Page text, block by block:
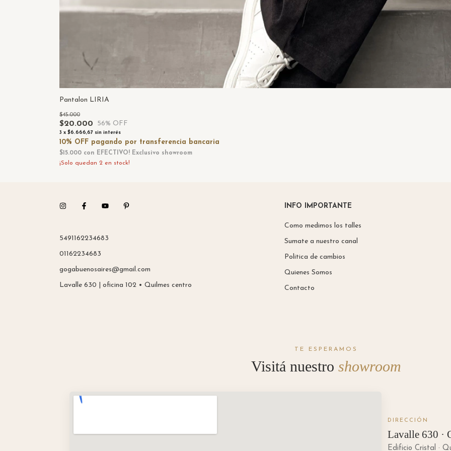
Pantalon LIRIA
$20.000
$45.000
56% OFF
3 x $6.666,67 sin interés
$15.000 con EFECTIVO! Exclusivo showroom
¡Solo quedan 2 en stock!
5491162234683
01162234683
gogabuenosaires@gmail.com
Lavalle 630 | oficina 102 • Quilmes centro
INFO IMPORTANTE
Como medimos los talles
Sumate a nuestro canal
Politica de cambios
Quienes Somos
Contacto
TE ESPERAMOS
Visitá nuestro showroom
DIRECCIÓN
Lavalle 630 ·
Edificio Cristal ·